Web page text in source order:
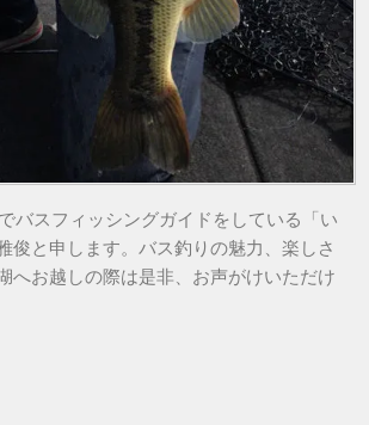
バスフィッシングガイドをしている「い
俊と申します。バス釣りの魅力、楽しさ
へお越しの際は是非、お声がけいただけ